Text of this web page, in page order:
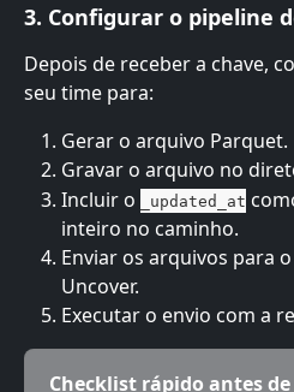
3. Configurar o pipeline
Depois de receber a chave,
seu time para:
Gerar o arquivo Parquet.
Gravar o arquivo no
Incluir o
_updated_at
inteiro no caminho.
Enviar os arquivos para
Uncover.
Executar o envio com a
Checklist rápido antes